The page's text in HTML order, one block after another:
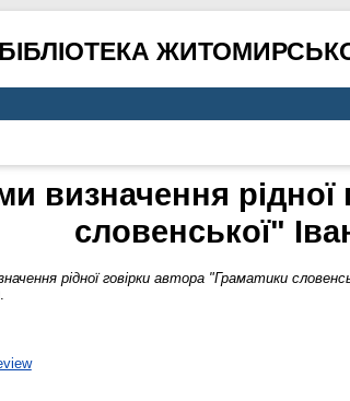
визначення рідної
словенської"
рідної говірки автора "Граматики